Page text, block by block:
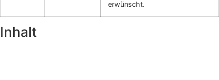
erwünscht.
Inhalt